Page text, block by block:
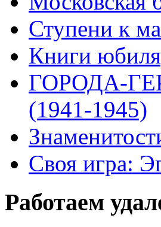
Ступени к
Книги
ГОРОДА-
(1941-1945)
Своя игра:
Работаем